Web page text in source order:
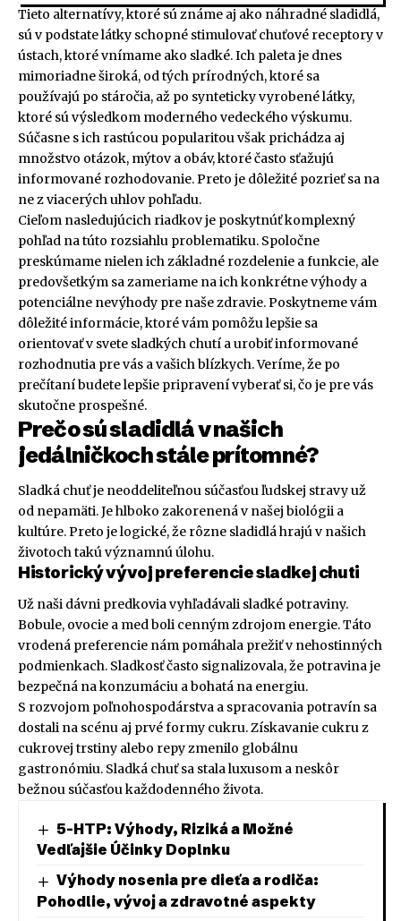
Tieto alternatívy, ktoré sú známe aj ako náhradné sladidlá,
sú v podstate látky schopné stimulovať chuťové receptory v
ústach, ktoré vnímame ako sladké. Ich paleta je dnes
mimoriadne široká, od tých prírodných, ktoré sa
používajú po stáročia, až po synteticky vyrobené látky,
ktoré sú výsledkom moderného vedeckého výskumu.
Súčasne s ich rastúcou popularitou však prichádza aj
množstvo otázok, mýtov a obáv, ktoré často sťažujú
informované rozhodovanie. Preto je dôležité pozrieť sa na
ne z viacerých uhlov pohľadu.
Cieľom nasledujúcich riadkov je poskytnúť komplexný
pohľad na túto rozsiahlu problematiku. Spoločne
preskúmame nielen ich základné rozdelenie a funkcie, ale
predovšetkým sa zameriame na ich konkrétne výhody a
potenciálne nevýhody pre naše zdravie. Poskytneme vám
dôležité informácie, ktoré vám pomôžu lepšie sa
orientovať v svete sladkých chutí a urobiť informované
rozhodnutia pre vás a vašich blízkych. Veríme, že po
prečítaní budete lepšie pripravení vyberať si, čo je pre vás
skutočne prospešné.
Prečo sú sladidlá v našich
jedálničkoch stále prítomné?
Sladká chuť je neoddeliteľnou súčasťou ľudskej stravy už
od nepamäti. Je hlboko zakorenená v našej biológii a
kultúre. Preto je logické, že rôzne sladidlá hrajú v našich
životoch takú významnú úlohu.
Historický vývoj preferencie sladkej chuti
Už naši dávni predkovia vyhľadávali sladké potraviny.
Bobule, ovocie a med boli cenným zdrojom energie. Táto
vrodená preferencie nám pomáhala prežiť v nehostinných
podmienkach. Sladkosť často signalizovala, že potravina je
bezpečná na konzumáciu a bohatá na energiu.
S rozvojom poľnohospodárstva a spracovania potravín sa
dostali na scénu aj prvé formy cukru. Získavanie cukru z
cukrovej trstiny alebo repy zmenilo globálnu
gastronómiu. Sladká chuť sa stala luxusom a neskôr
bežnou súčasťou každodenného života.
5-HTP: Výhody, Riziká a Možné
Vedľajšie Účinky Doplnku
Výhody nosenia pre dieťa a rodiča:
Pohodlie, vývoj a zdravotné aspekty